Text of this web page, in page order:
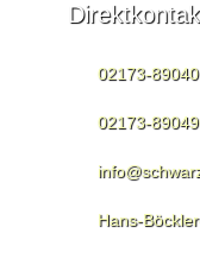
02173-89040
02173-
Hans-